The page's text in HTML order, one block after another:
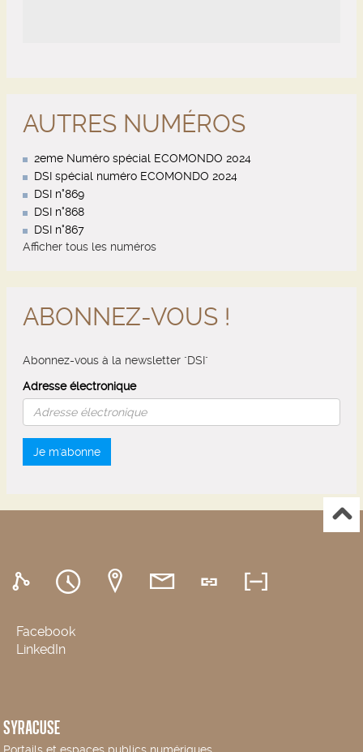
AUTRES NUMÉROS
2eme Numéro spécial ECOMONDO 2024
DSI spécial numéro ECOMONDO 2024
DSI n°869
DSI n°868
DSI n°867
Afficher tous les numéros
ABONNEZ-VOUS !
Abonnez-vous à la newsletter "DSI"
Adresse électronique
Je m'abonne
Facebook
LinkedIn
SYRACUSE